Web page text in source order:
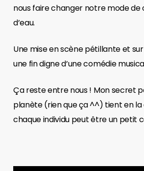
nous faire changer notre mode
d’eau.
Une mise en scène pétillante et
une fin digne d’une comédie
Ça reste entre nous ! Mon secret
planète (rien que ça ^^) tient en
chaque individu peut être un petit